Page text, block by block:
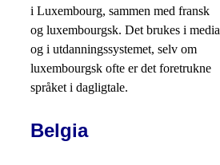
i Luxembourg, sammen med fransk
og luxembourgsk. Det brukes i media
og i utdanningssystemet, selv om
luxembourgsk ofte er det foretrukne
språket i dagligtale.
Belgia